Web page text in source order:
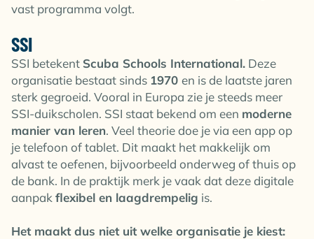
vast programma volgt.
SSI
SSI betekent Scuba Schools International. Deze
organisatie bestaat sinds 1970 en is de laatste jaren
sterk gegroeid. Vooral in Europa zie je steeds meer
SSI-duikscholen. SSI staat bekend om een moderne
manier van leren. Veel theorie doe je via een app op
je telefoon of tablet. Dit maakt het makkelijk om
alvast te oefenen, bijvoorbeeld onderweg of thuis op
de bank. In de praktijk merk je vaak dat deze digitale
aanpak flexibel en laagdrempelig is.
Het maakt dus niet uit welke organisatie je kiest: